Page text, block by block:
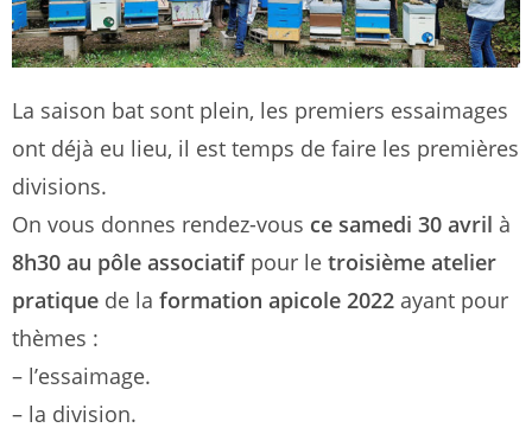
La saison bat sont plein, les premiers essaimages
ont déjà eu lieu, il est temps de faire les premières
divisions.
On vous donnes rendez-vous ce samedi 30 avril à
8h30 au pôle associatif pour le troisième atelier
pratique de la formation apicole 2022 ayant pour
thèmes :
– l’essaimage.
– la division.